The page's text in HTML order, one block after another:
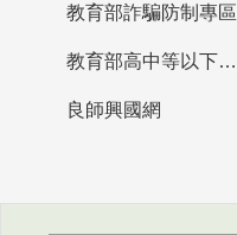
教育部詐騙防制專區
教育部高中等以下學校及幼兒園教師資格檢定考試
良師興國網